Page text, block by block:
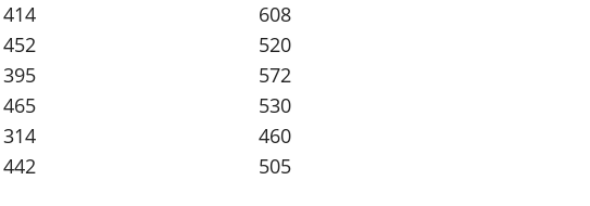
414
608
452
520
395
572
465
530
314
460
442 505